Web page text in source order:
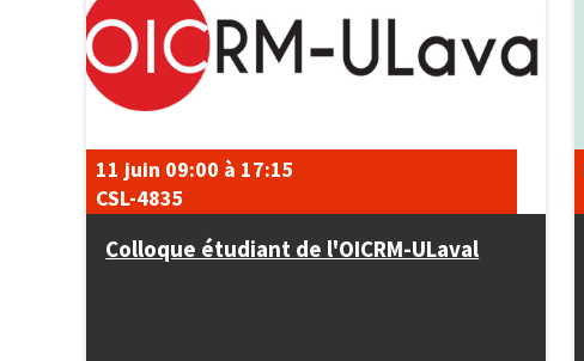
Colloque étudiant de l'OICRM-ULaval
11 juin 09:00 à 17:15
CSL-4835